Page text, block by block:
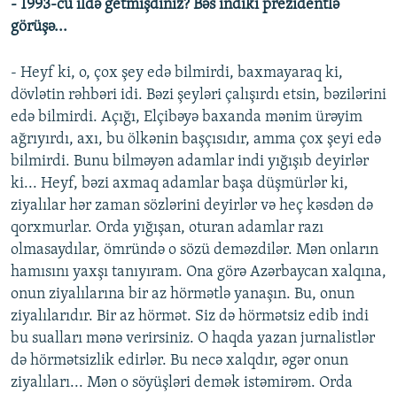
- 1993-cü ildə getmişdiniz? Bəs indiki prezidentlə
görüşə...
- Heyf ki, o, çox şey edə bilmirdi, baxmayaraq ki,
dövlətin rəhbəri idi. Bəzi şeyləri çalışırdı etsin, bəzilərini
edə bilmirdi. Açığı, Elçibəyə baxanda mənim ürəyim
ağrıyırdı, axı, bu ölkənin başçısıdır, amma çox şeyi edə
bilmirdi. Bunu bilməyən adamlar indi yığışıb deyirlər
ki... Heyf, bəzi axmaq adamlar başa düşmürlər ki,
ziyalılar hər zaman sözlərini deyirlər və heç kəsdən də
qorxmurlar. Orda yığışan, oturan adamlar razı
olmasaydılar, ömründə o sözü deməzdilər. Mən onların
hamısını yaxşı tanıyıram. Ona görə Azərbaycan xalqına,
onun ziyalılarına bir az hörmətlə yanaşın. Bu, onun
ziyalılarıdır. Bir az hörmət. Siz də hörmətsiz edib indi
bu sualları mənə verirsiniz. O haqda yazan jurnalistlər
də hörmətsizlik edirlər. Bu necə xalqdır, əgər onun
ziyalıları... Mən o söyüşləri demək istəmirəm. Orda